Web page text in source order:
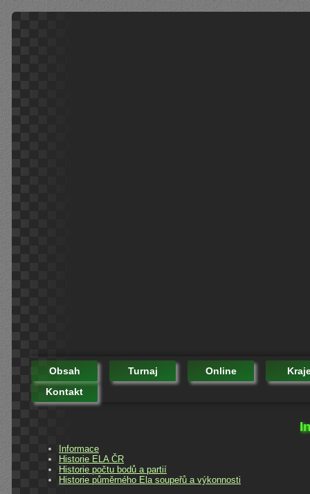
Obsah Turnaj Online
Kontakt
Informace
Historie ELA ČR
Historie počtu bodů a partií
Historie půměrného Ela soupeřů a výkonnosti